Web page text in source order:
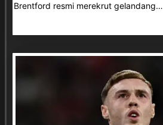
Brentford resmi merekrut gelandang…